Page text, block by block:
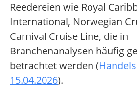
Reedereien wie Royal
International, Norwegian
Carnival Cruise Line, die in
Branchenanalysen häufig
betrachtet werden (
15.04.2026).